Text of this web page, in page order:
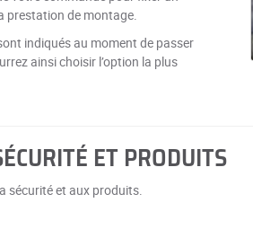
prestation de montage.
indiqués au moment de passer
ainsi choisir l’option la plus
ET PRODUITS
sécurité et aux produits.